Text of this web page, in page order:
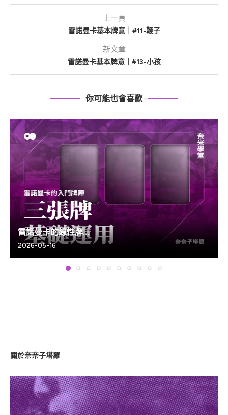
上一頁
雷諾曼卡基本牌意｜#11-鞭子
新文章
雷諾曼卡基本牌意｜#13-小孩
你可能也會喜歡
雷諾曼卡的線性牌...
2026-05-16
關於奈奈子塔羅